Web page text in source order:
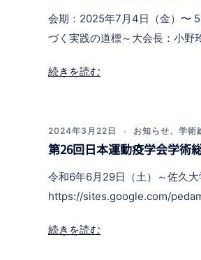
会期：2025年7月4日（金）〜
づく実践の道標～大会長：小野
続きを読む
2024年3月22日 お知らせ、 学術
第26回日本運動疫学会学術
令和6年6月29日（土）～佐久
https://sites.google.com/
続きを読む